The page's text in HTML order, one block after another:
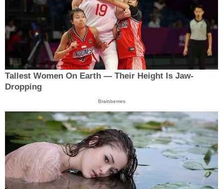
Tallest Women On Earth — Their Height Is Jaw-
Dropping
Brainberries